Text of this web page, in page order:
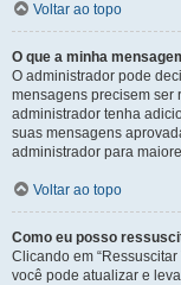
Voltar ao topo
O que a minha
O administrador pode
mensagens precisem ser
administrador tenha
suas mensagens
administrador para
Voltar ao topo
Como eu posso
Clicando em
você pode atualizar e